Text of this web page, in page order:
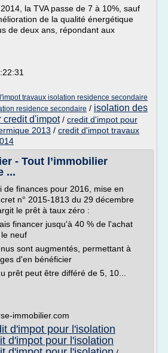
la TVA passe de 7 à 10%, sauf
de la qualité énergétique
de deux ans, répondant aux
travaux isolation residence secondaire
residence secondaire / isolation des
credit d'impot/ credit d'impot pour
2013 / credit d'impot travaux
- Tout l’immobilier
...
de finances pour 2016, mise en
n° 2015-1813 du 29 décembre
le prêt à taux zéro :
financer jusqu'à 40 % de l'achat
neuf
sont augmentés, permettant à
d'en bénéficier
prêt peut être différé de 5, 10...
immobilier.com
d'impot pour l'isolation
d'impot pour l'isolation